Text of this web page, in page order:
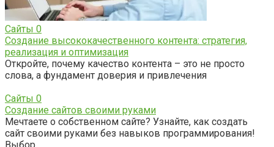
Сайты 0
Создание высококачественного контента: стратегия,
реализация и оптимизация
Откройте, почему качество контента – это не просто
слова, а фундамент доверия и привлечения
Сайты 0
Создание сайтов своими руками
Мечтаете о собственном сайте? Узнайте, как создать
сайт своими руками без навыков программирования!